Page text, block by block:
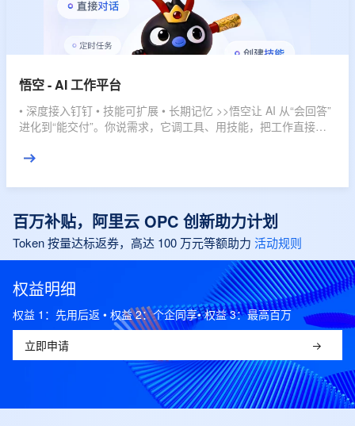
悟空 - AI 工作平台
• 深度接入钉钉 • 技能可扩展 • 长期记忆 >>悟空让 AI 从“会回答”
进化到“能交付”。你说需求，它调工具、用技能，把工作直接推
百万补贴，阿里云 OPC 创新助力计划
Token 按量达标返券，高达 100 万元等额助力 活动规则
权益明细
权益 1：先用后返 • 权益 2：个企同享• 权益 3：最高百万
立即申请